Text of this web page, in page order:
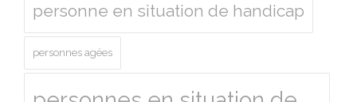
personne en situation de handicap
personnes agées